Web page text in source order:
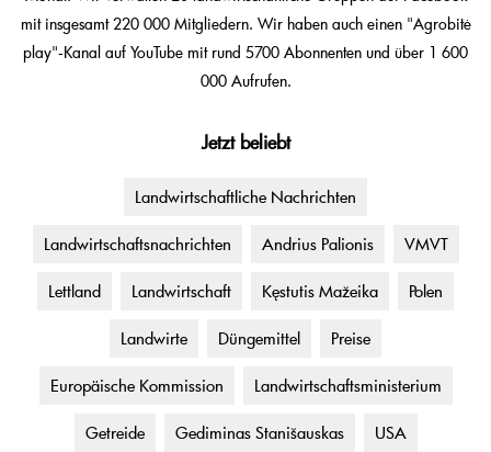
mit insgesamt 220 000 Mitgliedern. Wir haben auch einen "Agrobitė
play"-Kanal auf YouTube mit rund 5700 Abonnenten und über 1 600
000 Aufrufen.
Jetzt beliebt
Landwirtschaftliche Nachrichten
Landwirtschaftsnachrichten Andrius Palionis VMVT
Lettland Landwirtschaft Kęstutis Mažeika Polen
Landwirte Düngemittel Preise
Europäische Kommission Landwirtschaftsministerium
Getreide Gediminas Stanišauskas USA